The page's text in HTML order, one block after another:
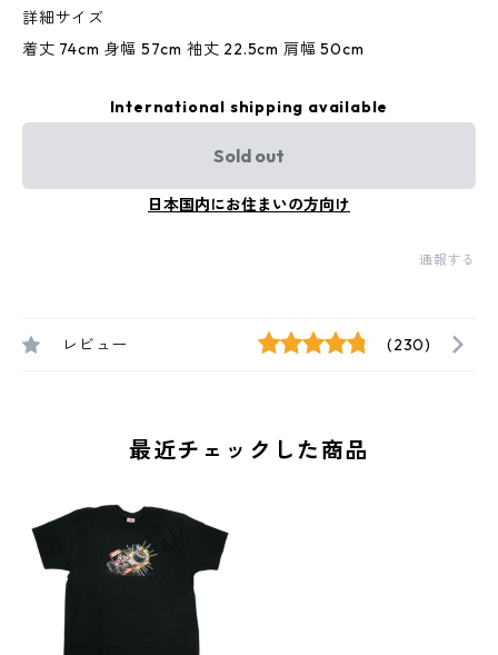
詳細サイズ
着丈 74cm 身幅 57cm 袖丈 22.5cm 肩幅 50cm
International shipping available
Sold out
日本国内にお住まいの方向け
通報する
レビュー (230)
最近チェックした商品